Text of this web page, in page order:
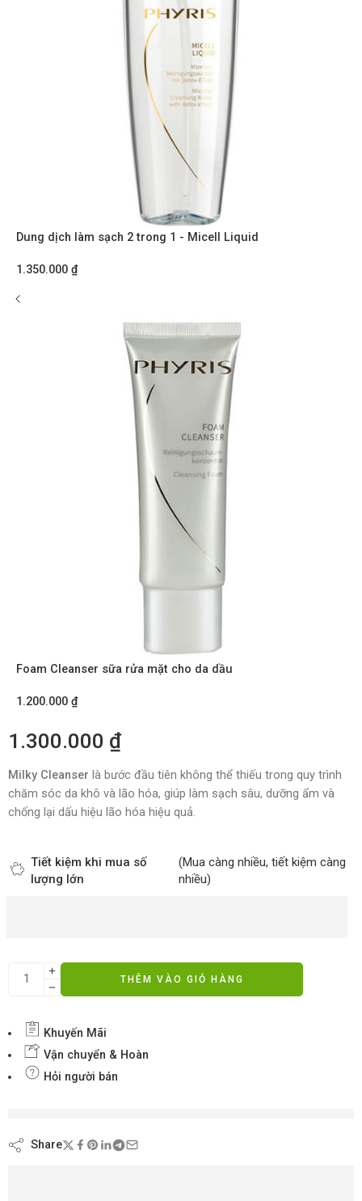
Dung dịch làm sạch 2 trong 1 - Micell Liquid
1.350.000 ₫
Foam Cleanser sữa rửa mặt cho da dầu
1.200.000 ₫
1.300.000 ₫
Milky Cleanser là bước đầu tiên không thể thiếu trong quy trình
chăm sóc da khô và lão hóa, giúp làm sạch sâu, dưỡng ẩm và
chống lại dấu hiệu lão hóa hiệu quả.
Tiết kiệm khi mua số
lượng lớn
(Mua càng nhiều, tiết kiệm càng
nhiều)
THÊM VÀO GIỎ HÀNG
Khuyến Mãi
Vận chuyển & Hoàn
Hỏi người bán
Share